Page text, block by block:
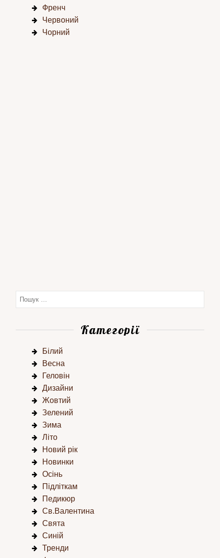
Френч
Червоний
Чорний
Категорії
Білий
Весна
Геловін
Дизайни
Жовтий
Зелений
Зима
Літо
Новий рік
Новинки
Осінь
Підліткам
Педикюр
Св.Валентина
Свята
Синій
Тренди